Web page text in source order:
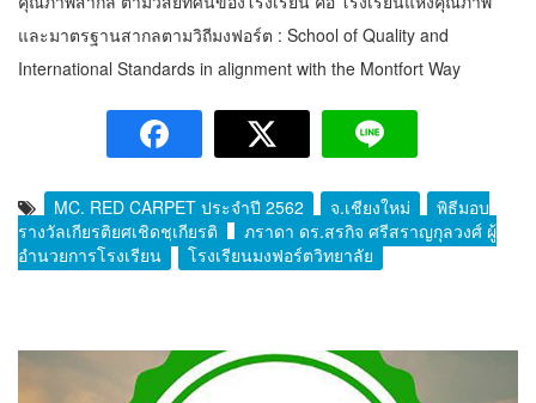
และมาตรฐานสากลตามวิถีมงฟอร์ต : School of Quality and
International Standards in alignment with the Montfort Way
MC. RED CARPET ประจำปี 2562 จ.เชียงใหม่
พิธีมอบ
รางวัลเกียรติยศเชิดชูเกียรติ
ภราดา ดร.สุรกิจ ศรีสราญกุลวงศ์ ผู้
อำนวยการโรงเรียน
โรงเรียนมงฟอร์ตวิทยาลัย